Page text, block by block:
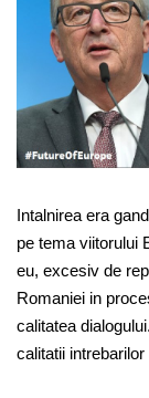
Intalnirea era
pe tema viitorului
eu, excesiv de
Romaniei in
calitatea
calitatii